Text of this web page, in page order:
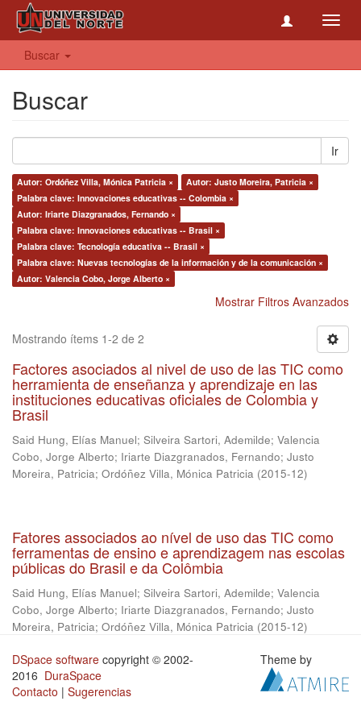
Buscar
Buscar
Ir
Autor: Ordóñez Villa, Mónica Patricia ×
Autor: Justo Moreira, Patricia ×
Palabra clave: Innovaciones educativas -- Colombia ×
Autor: Iriarte Diazgranados, Fernando ×
Palabra clave: Innovaciones educativas -- Brasil ×
Palabra clave: Tecnología educativa -- Brasil ×
Palabra clave: Nuevas tecnologías de la información y de la comunicación ×
Autor: Valencia Cobo, Jorge Alberto ×
Mostrar Filtros Avanzados
Mostrando ítems 1-2 de 2
Factores asociados al nivel de uso de las TIC como
herramienta de enseñanza y aprendizaje en las
instituciones educativas oficiales de Colombia y
Brasil
Said Hung, Elías Manuel; Silveira Sartori, Ademilde; Valencia
Cobo, Jorge Alberto; Iriarte Diazgranados, Fernando; Justo
Moreira, Patricia; Ordóñez Villa, Mónica Patricia (2015-12)
Fatores associados ao nível de uso das TIC como
ferramentas de ensino e aprendizagem nas escolas
públicas do Brasil e da Colômbia
Said Hung, Elías Manuel; Silveira Sartori, Ademilde; Valencia
Cobo, Jorge Alberto; Iriarte Diazgranados, Fernando; Justo
Moreira, Patricia; Ordóñez Villa, Mónica Patricia (2015-12)
DSpace software copyright © 2002-
2016 DuraSpace
Contacto | Sugerencias
Theme by